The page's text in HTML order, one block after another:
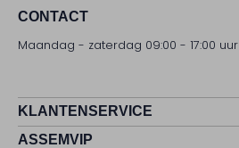
CONTACT
Maandag - zaterdag 09:00 - 17:00 uur
KLANTENSERVICE
ASSEMVIP